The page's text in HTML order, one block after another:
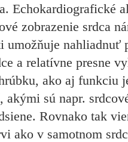
Echokardiografické
zobrazenie srdca
umožňuje nahliadnuť
a relatívne presne
ako aj funkciu
akými sú napr.
Rovnako tak
ako v samotnom